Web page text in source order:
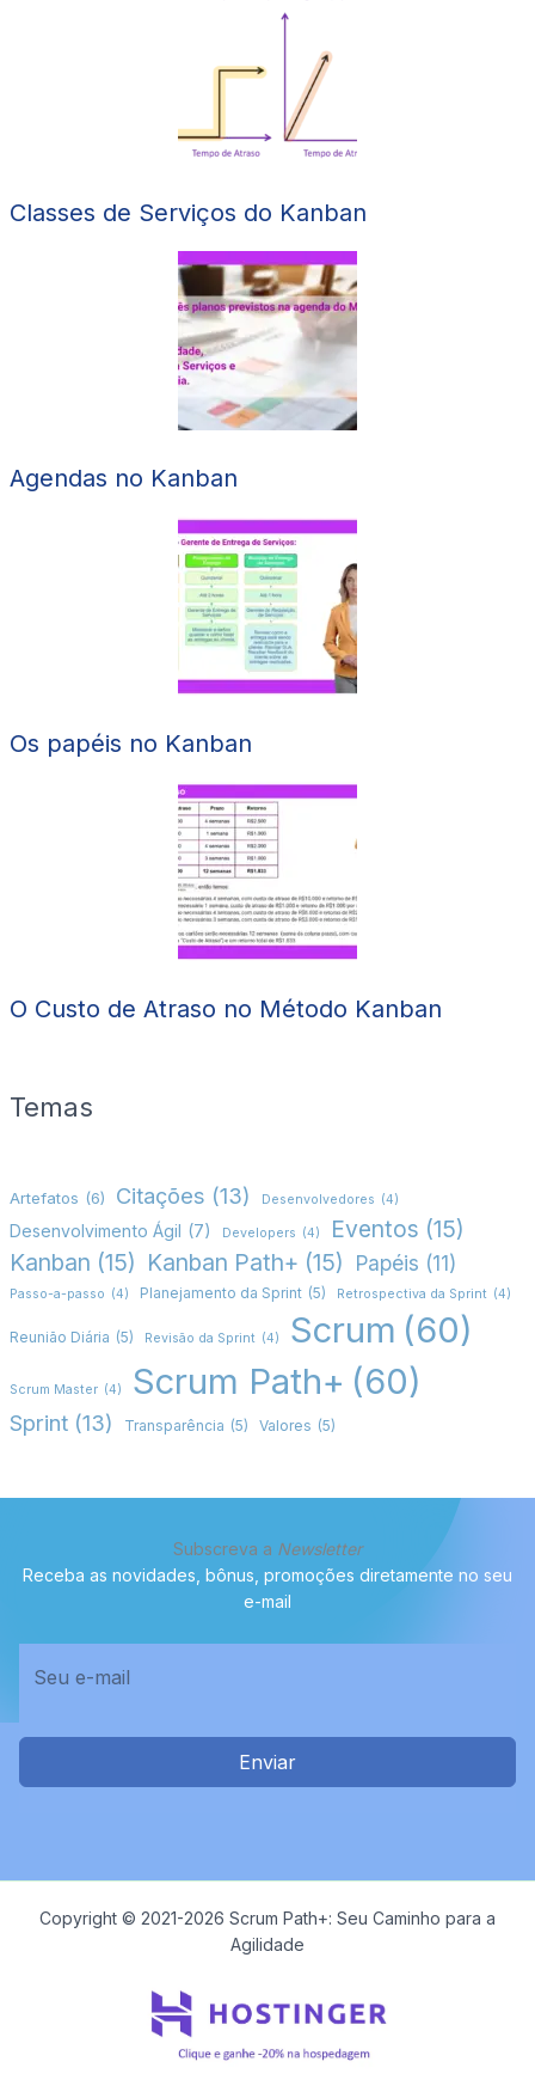
Classes de Serviços do Kanban
Agendas no Kanban
Os papéis no Kanban
O Custo de Atraso no Método Kanban
Temas
Artefatos (6) Citações (13) Desenvolvedores (4)
Desenvolvimento Ágil (7) Developers (4) Eventos (15)
Kanban (15) Kanban Path+ (15) Papéis (11)
Passo-a-passo (4) Planejamento da Sprint (5) Retrospectiva da Sprint (4)
Reunião Diária (5) Revisão da Sprint (4) Scrum (60)
Scrum Master (4) Scrum Path+ (60)
Sprint (13) Transparência (5) Valores (5)
Subscreva a Newsletter
Receba as novidades, bônus, promoções diretamente no seu
e-mail
Enviar
Copyright © 2021-2026 Scrum Path+: Seu Caminho para a
Agilidade